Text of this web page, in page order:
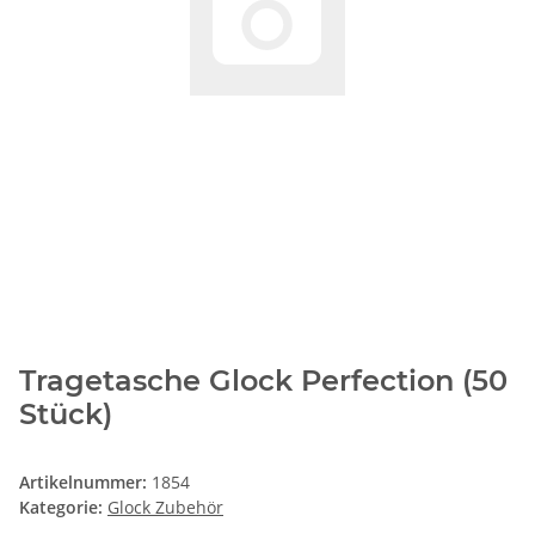
Tragetasche Glock Perfection (50
Stück)
Artikelnummer: 1854
Kategorie: Glock Zubehör